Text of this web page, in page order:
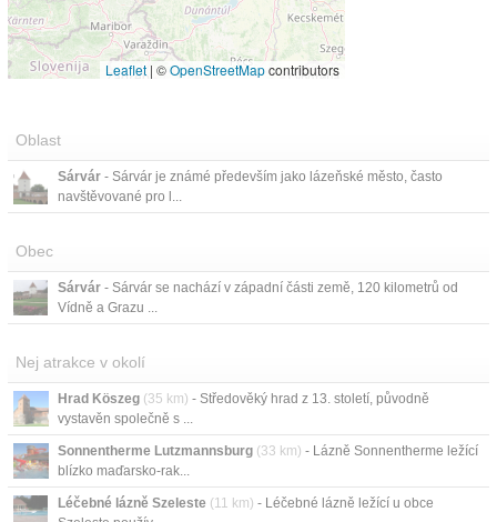
Leaflet | ©OpenStreetMapcontributors
Oblast
Sárvár - Sárvár je známé především jako lázeňské město, často
navštěvované pro l...
Obec
Sárvár - Sárvár se nachází v západní části země, 120 kilometrů od
Vídně a Grazu ...
Nej atrakce v okolí
Hrad Köszeg (35 km) - Středověký hrad z 13. století, původně
vystavěn společně s ...
Sonnentherme Lutzmannsburg (33 km) - Lázně Sonnentherme ležící
blízko maďarsko-rak...
Léčebné lázně Szeleste (11 km) - Léčebné lázně ležící u obce